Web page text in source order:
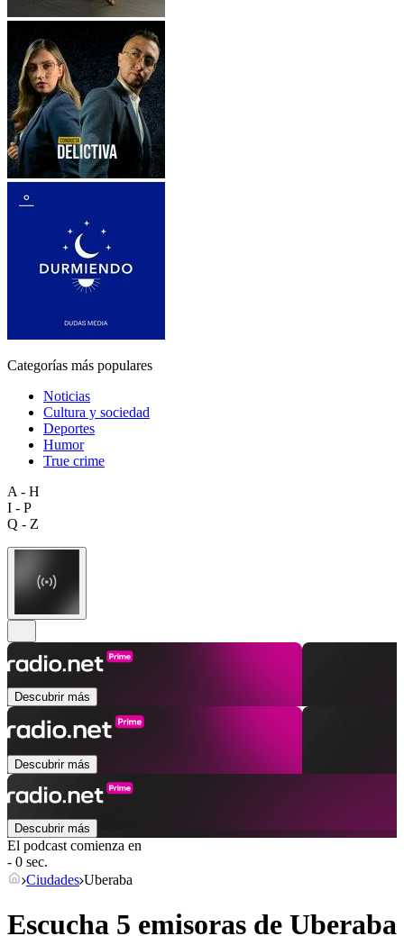
Categorías más populares
Noticias
Cultura y sociedad
Deportes
Humor
True crime
A - H
I - P
Q - Z
Descubrir más
Descubrir más
Descubrir más
El podcast comienza en
- 0 sec.
Ciudades Uberaba
Escucha 5 emisoras de Uberaba